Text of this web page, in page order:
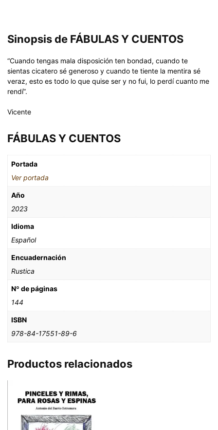
Sinopsis de FÁBULAS Y CUENTOS
“Cuando tengas mala disposición ten bondad, cuando te
sientas cicatero sé generoso y cuando te tiente la mentira sé
veraz, esto es todo lo que quise ser y no fui, lo perdí cuanto me
rendí”.
Vicente
FÁBULAS Y CUENTOS
Portada
Ver portada
Año
2023
Idioma
Español
Encuadernación
Rustica
Nº de páginas
144
ISBN
978-84-17551-89-6
Productos relacionados